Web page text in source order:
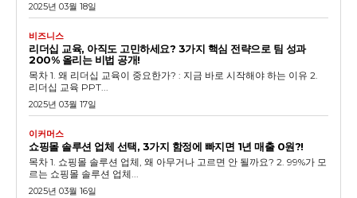
2025년 03월 18일
비즈니스
리더십 교육, 아직도 고민하세요? 3가지 핵심 전략으로 팀 성과
200% 올리는 비법 공개!
목차 1. 왜 리더십 교육이 중요한가? : 지금 바로 시작해야 하는 이유 2.
리더십 교육 PPT...
2025년 03월 17일
이커머스
쇼핑몰 솔루션 업체 선택, 3가지 함정에 빠지면 1년 매출 0원?!
목차 1. 쇼핑몰 솔루션 업체, 왜 아무거나 고르면 안 될까요? 2. 99%가 모
르는 쇼핑몰 솔루션 업체...
2025년 03월 16일